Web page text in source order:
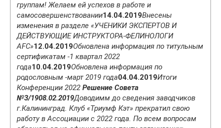
группам! Желаем ей успехов в работе и
самосовершенствовании14.04.2019Внесены
изменения в разделе «УЧЕНИКИ ЭКСПЕРТОВ И
ДЕЙСТВУЮЩИЕ ИНСТРУКТОРА-ФЕЛИНОЛОГИ
AFC»12.04.2019Обновлена информация по титульным
сертификатам -1 квартал 2022
года10.04.2019Обновлена информация по
родословным -март 2019 года04.04.2019Итоги
Конференции 2022 Решение Совета
№3/1908.02.2019Доводимм до сведения заводчиков
г.Калининград. Клуб «Триумф Кэт» прекратил свою
работу в Ассоциации с 2022 года. По всем вопросам